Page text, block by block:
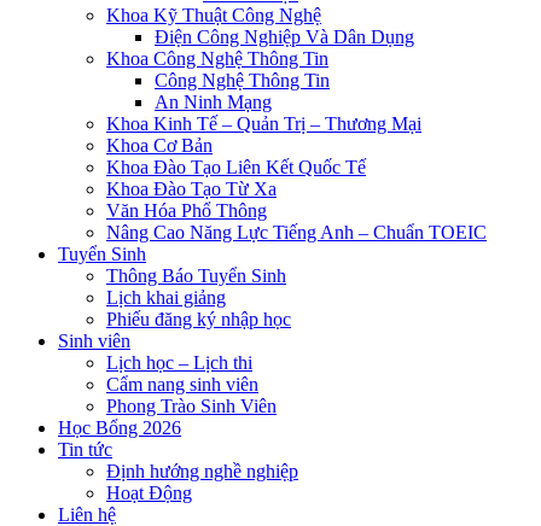
Khoa Kỹ Thuật Công Nghệ
Điện Công Nghiệp Và Dân Dụng
Khoa Công Nghệ Thông Tin
Công Nghệ Thông Tin
An Ninh Mạng
Khoa Kinh Tế – Quản Trị – Thương Mại
Khoa Cơ Bản
Khoa Đào Tạo Liên Kết Quốc Tế
Khoa Đào Tạo Từ Xa
Văn Hóa Phổ Thông
Nâng Cao Năng Lực Tiếng Anh – Chuẩn TOEIC
Tuyển Sinh
Thông Báo Tuyển Sinh
Lịch khai giảng
Phiếu đăng ký nhập học
Sinh viên
Lịch học – Lịch thi
Cẩm nang sinh viên
Phong Trào Sinh Viên
Học Bổng 2026
Tin tức
Định hướng nghề nghiệp
Hoạt Động
Liên hệ